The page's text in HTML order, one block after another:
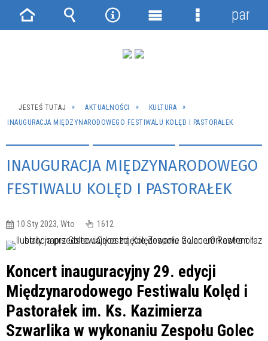
JESTEŚ TUTAJ AKTUALNOŚCI
KULTURA
INAUGURACJA MIĘDZYNARODOWEGO FESTIWALU KOLĘD I PASTORAŁEK
INAUGURACJA MIĘDZYNARODOWEGO
FESTIWALU KOLĘD I PASTORAŁEK
10 Sty 2023, Wto 1612
Koncert inauguracyjny 29. edycji
Międzynarodowego Festiwalu Kolęd i
Pastorałek im. Ks. Kazimierza
Szwarlika w wykonaniu Zespołu Golec
Strona Wyszukiwarka
NarzędziaMenu
Menu
panel